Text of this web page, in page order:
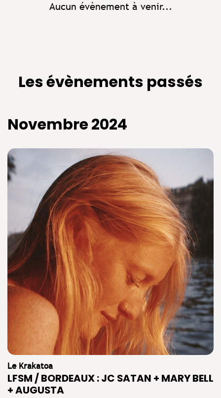
Aucun évènement à venir...
Les évènements passés
Novembre 2024
Le Krakatoa
LFSM / BORDEAUX : JC SATAN + MARY BELL
+ AUGUSTA